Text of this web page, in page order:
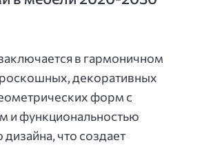
в гармоничном
декоративных
форм с
и функциональностью
что создает